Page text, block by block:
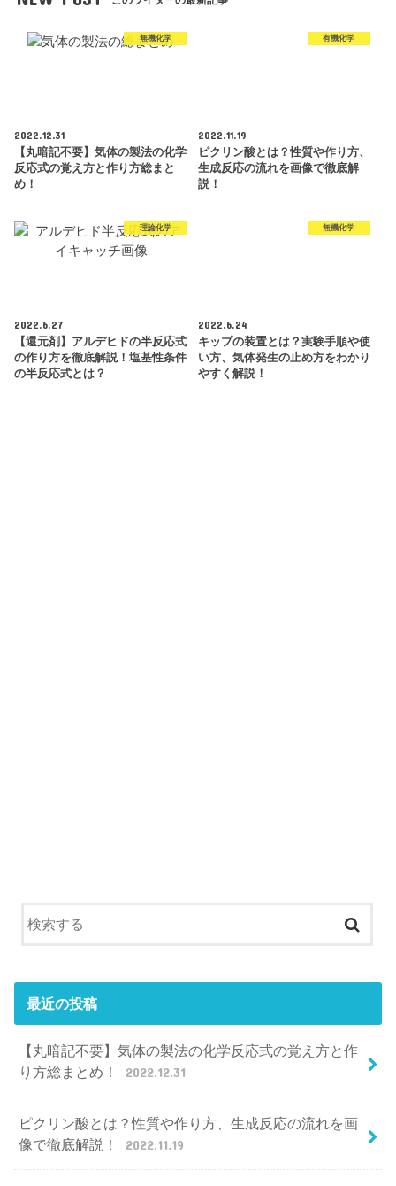
無機化学
2022.12.31
【丸暗記不要】気体の製法の化学
反応式の覚え方と作り方総まと
め！
有機化学
2022.11.19
ピクリン酸とは？性質や作り方、
生成反応の流れを画像で徹底解
説！
理論化学
2022.6.27
【還元剤】アルデヒドの半反応式
の作り方を徹底解説！塩基性条件
の半反応式とは？
無機化学
2022.6.24
キップの装置とは？実験手順や使
い方、気体発生の止め方をわかり
やすく解説！
最近の投稿
【丸暗記不要】気体の製法の化学反応式の覚え方と作
り方総まとめ！
2022.12.31
ピクリン酸とは？性質や作り方、生成反応の流れを画
像で徹底解説！
2022.11.19